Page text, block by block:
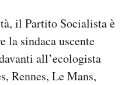
il Partito Socialista è
la sindaca uscente
all’ecologista
Rennes, Le Mans,